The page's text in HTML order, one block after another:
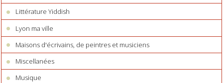
Littérature Yiddish
Lyon ma ville
Maisons d'écrivains, de peintres et musiciens
Miscellanées
Musique